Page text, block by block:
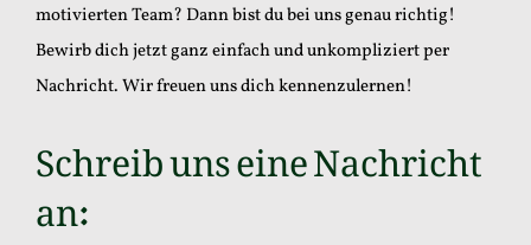
motivierten Team? Dann bist du bei uns genau richtig!
Bewirb dich jetzt ganz einfach und unkompliziert per
Nachricht.Wir freuen uns dich kennenzulernen!
Schreib uns eineNachricht
an: